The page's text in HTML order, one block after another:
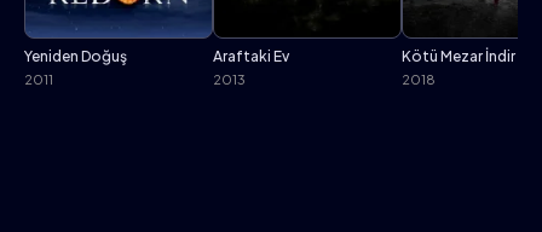
Yeniden Doğuş
2011
Araftaki Ev
2013
Kötü Mezar İndir
2018